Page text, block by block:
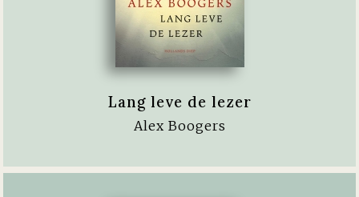
Lang leve de lezer
Alex Boogers